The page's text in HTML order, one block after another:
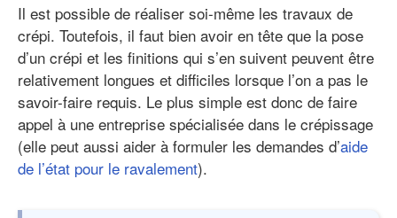
Il est possible de réaliser soi-même les travaux de
crépi. Toutefois, il faut bien avoir en tête que la pose
d’un crépi et les finitions qui s’en suivent peuvent être
relativement longues et difficiles lorsque l’on a pas le
savoir-faire requis. Le plus simple est donc de faire
appel à une entreprise spécialisée dans le crépissage
(elle peut aussi aider à formuler les demandes d’aide
de l’état pour le ravalement).